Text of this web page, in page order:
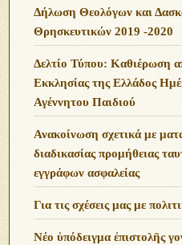
Δήλωση Θεολόγων και
Θρησκευτικών 2019 -2020
Δελτίο Τύπου: Καθιέρωση
Εκκλησίας της Ελλάδος
Αγέννητου Παιδιού
Ανακοίνωση σχετικά με
διαδικασίας προμήθειας
εγγράφων ασφαλείας
Για τις σχέσεις μας με
Νέο ὑπόδειγμα ἐπιστολῆς